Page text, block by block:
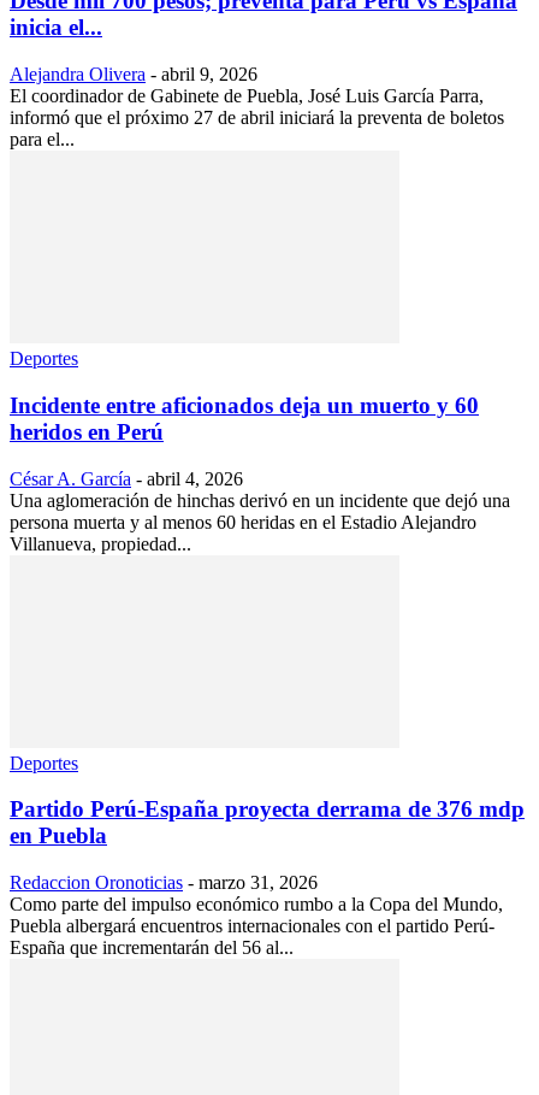
inicia el...
Alejandra Olivera - abril 9, 2026
El coordinador de Gabinete de Puebla, José Luis García Parra,
informó que el próximo 27 de abril iniciará la preventa de boletos
para el...
Deportes
Incidente entre aficionados deja un muerto y 60
heridos en Perú
César A. García - abril 4, 2026
Una aglomeración de hinchas derivó en un incidente que dejó una
persona muerta y al menos 60 heridas en el Estadio Alejandro
Villanueva, propiedad...
Deportes
Partido Perú-España proyecta derrama de 376 mdp
en Puebla
Redaccion Oronoticias - marzo 31, 2026
Como parte del impulso económico rumbo a la Copa del Mundo,
Puebla albergará encuentros internacionales con el partido Perú-
España que incrementarán del 56 al...